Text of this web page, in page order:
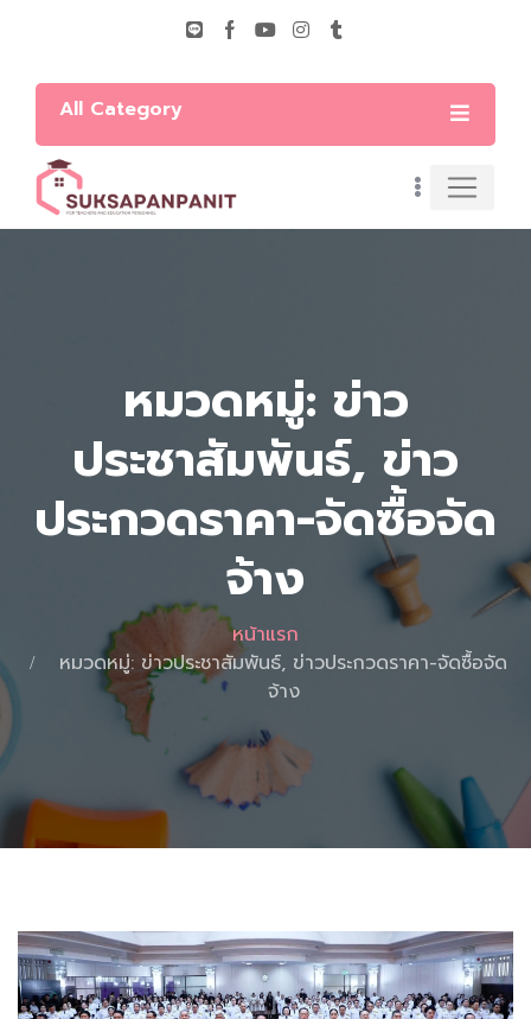
All Category
หมวดหมู่: ข่าว
ประชาสัมพันธ์, ข่าว
ประกวดราคา-จัดซื้อจัด
จ้าง
หน้าแรก
หมวดหมู่: ข่าวประชาสัมพันธ์, ข่าวประกวดราคา-จัดซื้อจัด
จ้าง